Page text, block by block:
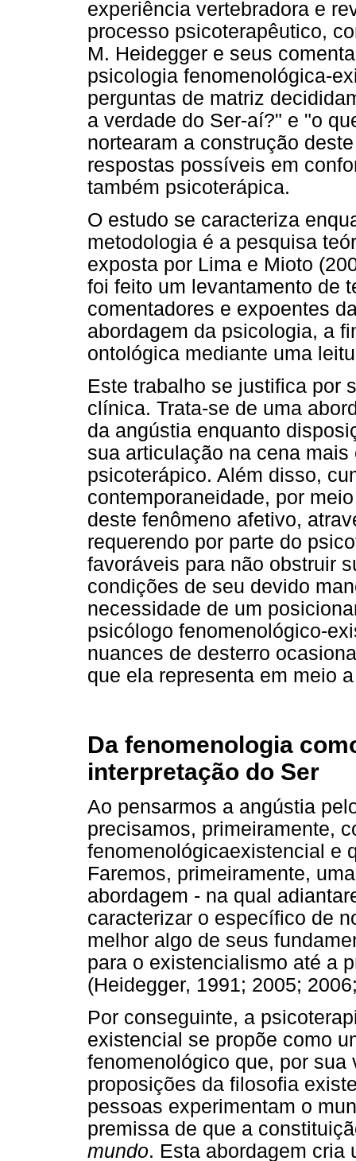
experiência vertebradora e
processo psicoterapêutico,
M. Heidegger e seus
psicologia fenomenológica-
perguntas de matriz
a verdade do Ser-aí?" e "o
nortearam a construção
respostas possíveis em
também psicoterápica.
O estudo se caracteriza
metodologia é a pesquisa
exposta por Lima e Mioto
foi feito um levantamento de
comentadores e expoentes
abordagem da psicologia, a
ontológica mediante uma
Este trabalho se justifica por
clínica. Trata-se de uma
da angústia enquanto
sua articulação na cena
psicoterápico. Além disso,
contemporaneidade, por
deste fenômeno afetivo,
requerendo por parte do
favoráveis para não obstruir
condições de seu devido
necessidade de um
psicólogo fenomenológico-
nuances de desterro
que ela representa em meio
Da fenomenologia
interpretação do Ser
Ao pensarmos a angústia
precisamos, primeiramente,
fenomenológicaexistencial e
Faremos, primeiramente,
abordagem - na qual
caracterizar o específico de
melhor algo de seus
para o existencialismo até a
(Heidegger, 1991; 2005;
Por conseguinte, a
existencial se propõe como
fenomenológico que, por
proposições da filosofia
pessoas experimentam o
premissa de que a
mundo. Esta abordagem cria